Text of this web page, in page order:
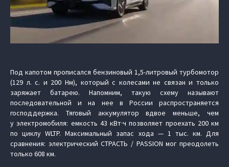
Под капотом прописался бензиновый 1,5-литровый турбомотор
(129 л. с. и 200 Нм), который с колесами не связан и только
заряжает батарею. Напомним, такую схему называют
последовательной и на нее в России распространяется
господдержка. Тяговый аккумулятор вдвое меньше, чем
у электромобиля: емкость 43 кВт·ч позволяет проехать 200 км
по циклу WLTP. Максимальный запас хода — 1 тыс. км. Для
сравнения: электрический СТРАСТЬ / PASSION мог преодолеть
только 608 км.